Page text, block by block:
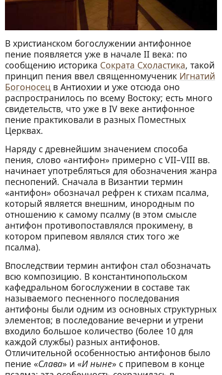
В христианском богослужении антифонное
пение появляется уже в начале II века: по
сообщению историка Сократа Схоластика, такой
принцип пения ввел священномученик Игнатий
Богоносец в Антиохии и уже отсюда оно
распространилось по всему Востоку; есть много
свидетельств, что уже в IV веке антифонное
пение практиковали в разных Поместных
Церквах.
Наряду с древнейшим значением способа
пения, слово «антифон» примерно с VII–VIII вв.
начинает употребляться для обозначения жанра
песнопений. Сначала в Византии термин
«антифон» обозначал рефрен к стихам псалма,
который является внешним, инородным по
отношению к самому псалму (в этом смысле
антифон противопоставлялся прокимену, в
котором припевом являлся стих того же
псалма).
Впоследствии термин антифон стал обозначать
всю композицию. В константинопольском
кафедральном богослужении в составе так
называемого песненного последования
антифоны были одним из основных структурных
элементов; в последование вечерни и утрени
входило большое количество (более 10 для
каждой службы) разных антифонов.
Отличительной особенностью антифонов было
пение «Слава» и «И ныне» с припевом в конце